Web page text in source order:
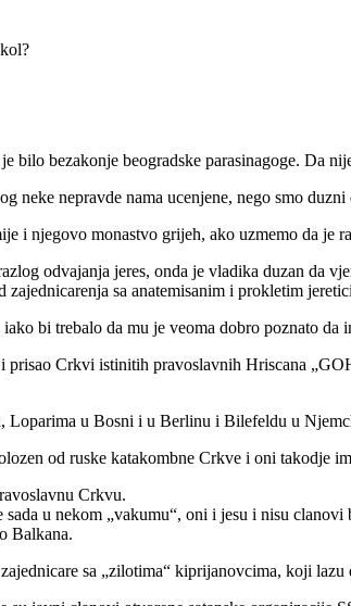
bilo bezakonje beogradske parasinagoge. Da
neke nepravde nama ucenjene, nego smo
i njegovo monastvo grijeh, ako uzmemo da je
odvajanja jeres, onda je vladika duzan da
sa anatemisanim i prokletim
bi trebalo da mu je veoma dobro poznato da
prisao Crkvi istinitih pravoslavnih Hriscana
Loparima u Bosni i u Berlinu i Bilefeldu u
od ruske katakombne Crkve i oni takodje
Crkvu.
u nekom „vakumu“, oni i jesu i nisu
Balkana.
sa „zilotima“ kiprijanovcima, koji